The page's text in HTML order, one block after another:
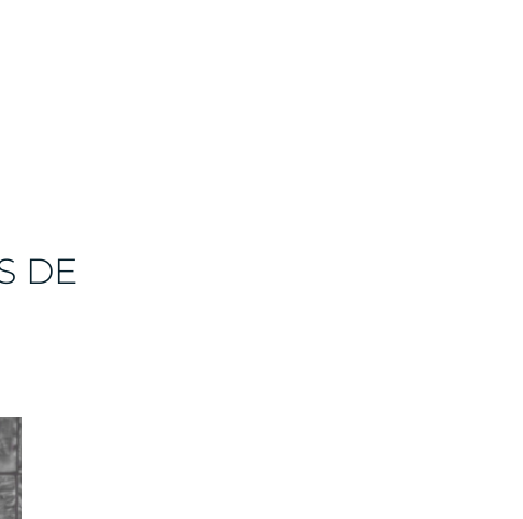
DE